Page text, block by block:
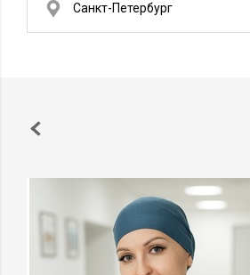
Санкт-Петербург